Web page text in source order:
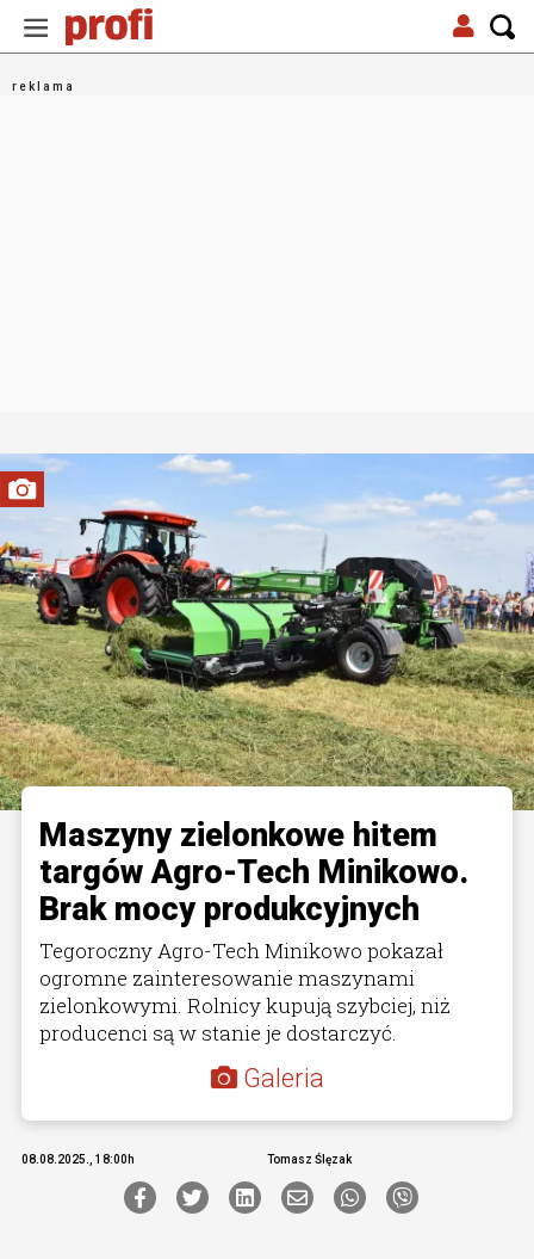
Maszyny zielonkowe hitem
targów Agro-Tech Minikowo.
Brak mocy produkcyjnych
Tegoroczny Agro-Tech Minikowo pokazał
ogromne zainteresowanie maszynami
zielonkowymi. Rolnicy kupują szybciej, niż
producenci są w stanie je dostarczyć.
Galeria
08.08.2025., 18:00h Tomasz Ślęzak